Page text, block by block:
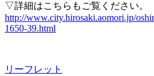
▽詳細はこちらもご覧ください。
http://www.city.hirosaki.aomori.jp/
1650-39.html
リーフレット